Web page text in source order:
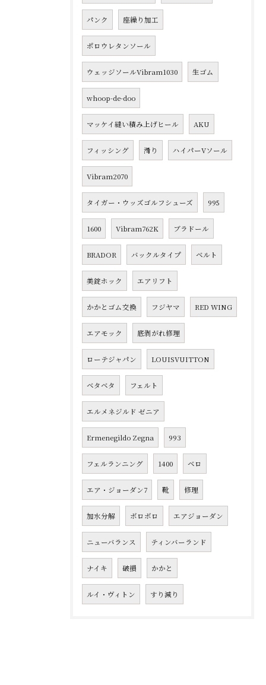
パンク 座繰り加工
ポロウレタンソール
ウェッジソールVibram1030 生ゴム
whoop-de-doo
マッケイ縫い積み上げヒール AKU
フィッシング 滑り ハイパーVソール
Vibram2070
タイガー・ウッズゴルフシューズ 995
1600 Vibram762K ブラドール
BRADOR バックルタイプ ベルト
美錠ホック エアリフト
かかとゴム交換 フジヤマ RED WING
エアモック 底剥がれ修理
ローテジャパン LOUISVUITTON
ベタベタ フェルト
エルメネジルド ゼニア
Ermenegildo Zegna 993
フェルランニング 1400 ベロ
エア・ジョーダン7 靴 修理
加水分解 ボロボロ エアジョーダン
ニューバランス ティンバーランド
ナイキ 破損 かかと
ルイ・ヴィトン すり減り